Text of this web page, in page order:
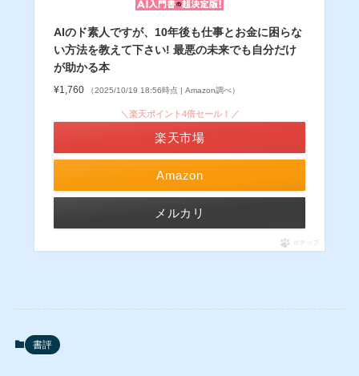
AIのド素人ですが、10年後も仕事とお金に困らな
い方法を教えて下さい! 最悪の未来でも自分だけ
が助かる本
¥1,760 （2025/10/19 18:56時点 | Amazon調べ）
Amazon
＼楽天ポイント4倍セール！／
楽天市場
メルカリ
ポチップ
書評